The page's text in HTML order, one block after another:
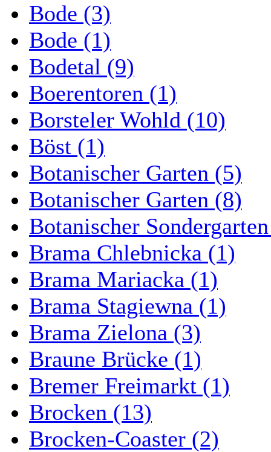
Bode (3)
Bode (1)
Bodetal (9)
Boerentoren (1)
Borsteler Wohld (10)
Böst (1)
Botanischer Garten (5)
Botanischer Garten (8)
Botanischer
Brama Chlebnicka (1)
Brama Mariacka (1)
Brama Stagiewna (1)
Brama Zielona (3)
Braune Brücke (1)
Bremer Freimarkt (1)
Brocken (13)
Brocken-Coaster (2)